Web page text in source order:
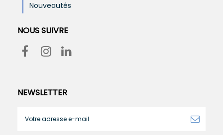
Nouveautés
NOUS SUIVRE
NEWSLETTER